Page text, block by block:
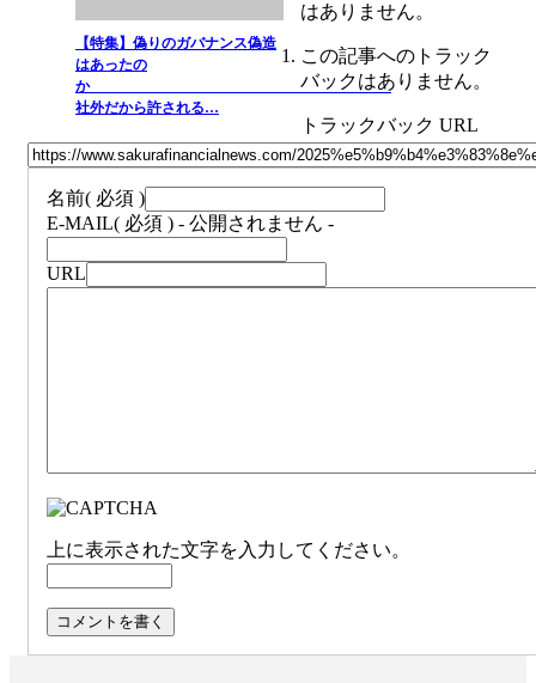
【特集】偽りのガバナンス偽造
はあったの
か
社外だから許される…
はありません。
この記事へのトラック
バックはありません。
トラックバック URL
名前( 必須 )
E-MAIL( 必須 ) - 公開されません -
URL
上に表示された文字を入力してください。